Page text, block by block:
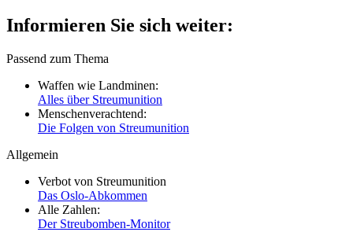
Informieren Sie sich weiter:
Passend zum Thema
Waffen wie Landminen:
Alles über Streumunition
Menschenverachtend:
Die Folgen von Streumunition
Allgemein
Verbot von Streumunition
Das Oslo-Abkommen
Alle Zahlen:
Der Streubomben-Monitor